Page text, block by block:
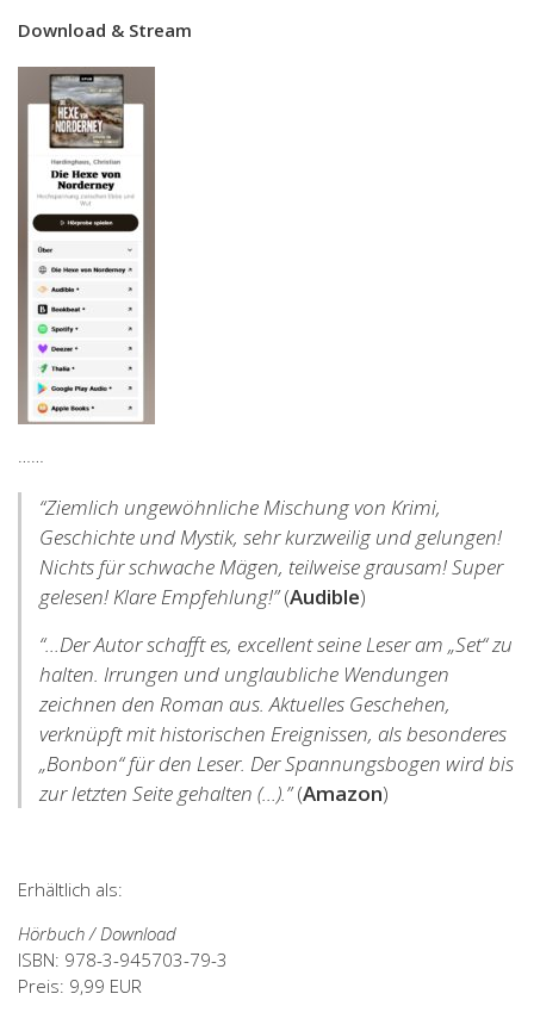
Download & Stream
……
“Ziemlich ungewöhnliche Mischung von Krimi,
Geschichte und Mystik, sehr kurzweilig und gelungen!
Nichts für schwache Mägen, teilweise grausam! Super
gelesen! Klare Empfehlung!”(Audible)
“…Der Autor schafft es, excellent seine Leser am „Set“ zu
halten. Irrungen und unglaubliche Wendungen
zeichnen den Roman aus. Aktuelles Geschehen,
verknüpft mit historischen Ereignissen, als besonderes
„Bonbon“ für den Leser. Der Spannungsbogen wird bis
zur letzten Seite gehalten (…).”(Amazon)
Erhältlich als:
Hörbuch / Download
ISBN: 978-3-945703-79-3
Preis: 9,99 EUR